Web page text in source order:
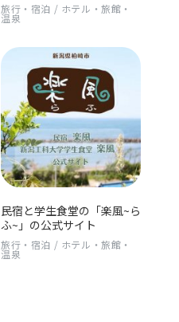
旅行・宿泊 / ホテル・旅館・
温泉
民宿と学生食堂の「楽風~ら
ふ~」の公式サイト
旅行・宿泊 / ホテル・旅館・
温泉